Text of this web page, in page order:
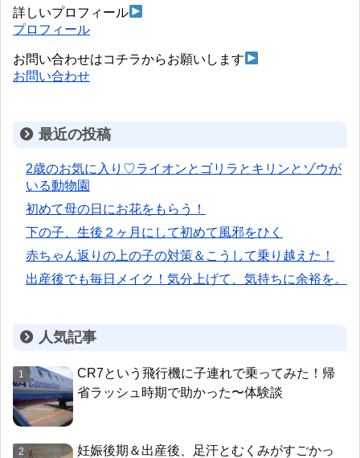
詳しいプロフィール
プロフィール
お問い合わせはコチラからお願いします
お問い合わせ
最近の投稿
2歳のお気に入り♡ライオンとゴリラとキリンとゾウが
いる動物園
初めて母の日にお花をもらう！
下の子、生後２ヶ月にして初めて風邪をひく
赤ちゃん返りの上の子の対策＆こうして乗り越えた！
出産後でも毎日メイク！気分上げて、気持ちに余裕を。
人気記事
CR7という飛行機に子連れで乗ってみた！帰
省ラッシュ時期で助かった〜体験談
妊娠後期＆出産後、足汗とむくみがすごかっ